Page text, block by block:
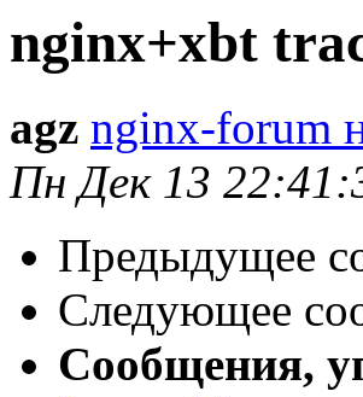
nginx+xbt
agz nginx-forum
Пн Дек 13
Предыдущее
Следующее
Сообщения,